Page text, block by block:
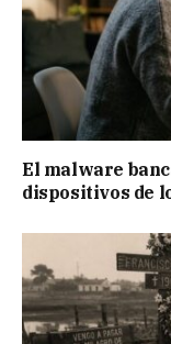
El malware
dispositivos de